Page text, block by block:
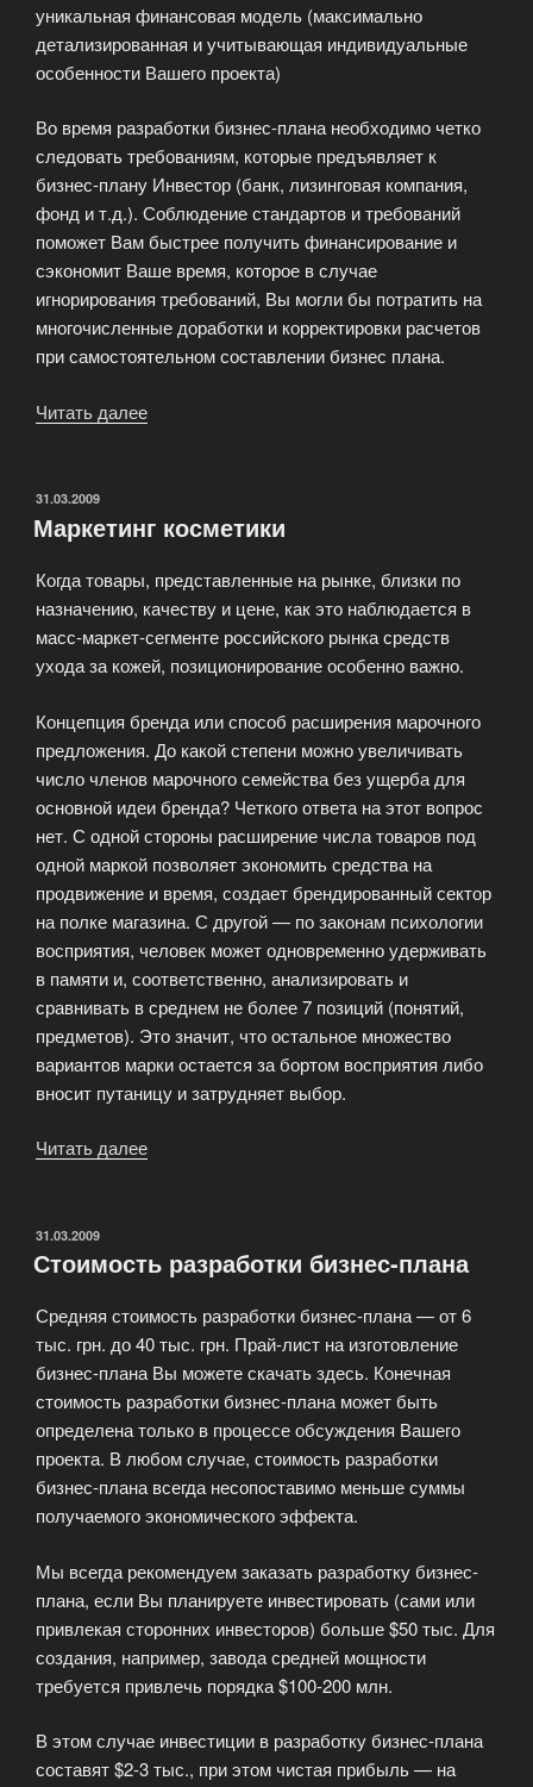
уникальная финансовая модель (максимально
детализированная и учитывающая индивидуальные
особенности Вашего проекта)
Во время разработки бизнес-плана необходимо четко
следовать требованиям, которые предъявляет к
бизнес-плану Инвестор (банк, лизинговая компания,
фонд и т.д.). Соблюдение стандартов и требований
поможет Вам быстрее получить финансирование и
сэкономит Ваше время, которое в случае
игнорирования требований, Вы могли бы потратить на
многочисленные доработки и корректировки расчетов
при самостоятельном составлении бизнес плана.
Читать далее
ОПУБЛИКОВАНО
31.03.2009
Маркетинг косметики
Когда товары, представленные на рынке, близки по
назначению, качеству и цене, как это наблюдается в
масс-маркет-сегменте российского рынка средств
ухода за кожей, позиционирование особенно важно.
Концепция бренда или способ расширения марочного
предложения. До какой степени можно увеличивать
число членов марочного семейства без ущерба для
основной идеи бренда? Четкого ответа на этот вопрос
нет. С одной стороны расширение числа товаров под
одной маркой позволяет экономить средства на
продвижение и время, создает брендированный сектор
на полке магазина. С другой — по законам психологии
восприятия, человек может одновременно удерживать
в памяти и, соответственно, анализировать и
сравнивать в среднем не более 7 позиций (понятий,
предметов). Это значит, что остальное множество
вариантов марки остается за бортом восприятия либо
вносит путаницу и затрудняет выбор.
Читать далее
ОПУБЛИКОВАНО
31.03.2009
Стоимость разработки бизнес-плана
Средняя стоимость разработки бизнес-плана — от 6
тыс. грн. до 40 тыс. грн. Прай-лист на изготовление
бизнес-плана Вы можете скачать здесь. Конечная
стоимость разработки бизнес-плана может быть
определена только в процессе обсуждения Вашего
проекта. В любом случае, стоимость разработки
бизнес-плана всегда несопоставимо меньше суммы
получаемого экономического эффекта.
Мы всегда рекомендуем заказать разработку бизнес-
плана, если Вы планируете инвестировать (сами или
привлекая сторонних инвесторов) больше $50 тыс. Для
создания, например, завода средней мощности
требуется привлечь порядка $100-200 млн.
В этом случае инвестиции в разработку бизнес-плана
составят $2-3 тыс., при этом чистая прибыль — на